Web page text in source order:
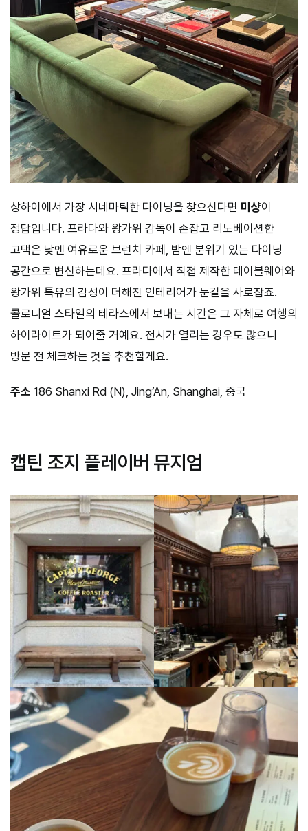
상하이에서 가장 시네마틱한 다이닝을 찾으신다면 미샹이
정답입니다. 프라다와 왕가위 감독이 손잡고 리노베이션한
고택은 낮엔 여유로운 브런치 카페, 밤엔 분위기 있는 다이닝
공간으로 변신하는데요. 프라다에서 직접 제작한 테이블웨어와
왕가위 특유의 감성이 더해진 인테리어가 눈길을 사로잡죠.
콜로니얼 스타일의 테라스에서 보내는 시간은 그 자체로 여행의
하이라이트가 되어줄 거예요. 전시가 열리는 경우도 많으니
방문 전 체크하는 것을 추천할게요.
주소 186 Shanxi Rd (N), Jing’An, Shanghai, 중국
캡틴 조지 플레이버 뮤지엄